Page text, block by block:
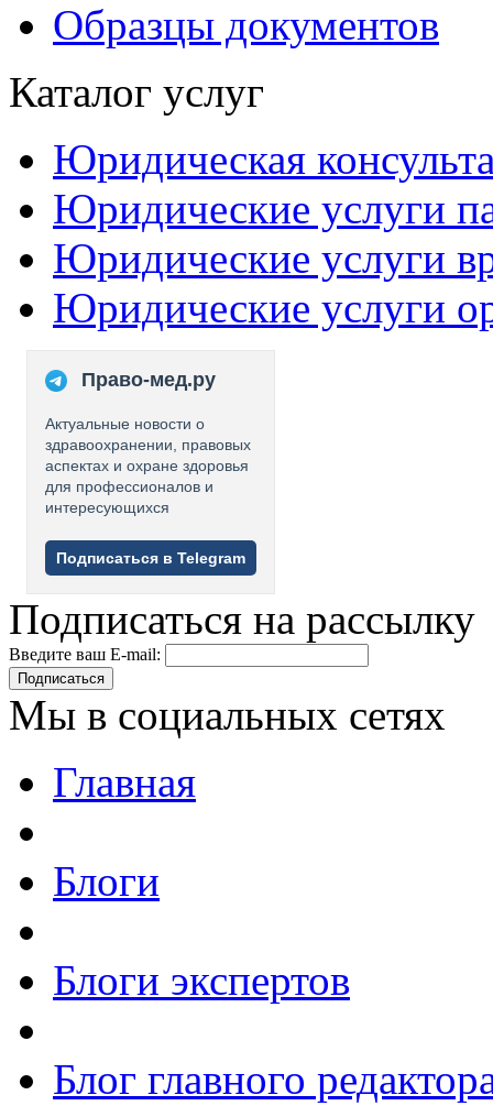
Образцы документов
Каталог услуг
Юридическая
Юридические услуги
Юридические услуги
Юридические услуги
Право-мед.ру
Актуальные новости о
здравоохранении, правовых
аспектах и охране здоровья
для профессионалов и
интересующихся
Подписаться в Telegram
Подписаться на рассылку
Введите ваш E-mail:
Подписаться
Мы в социальных сетях
Главная
Блоги
Блоги экспертов
Блог главного